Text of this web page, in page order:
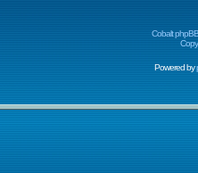
Cobalt
Powered by